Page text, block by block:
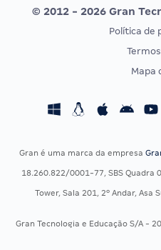
CONCURSOS POR PROFISSÃO
Concursos Fiscais
Concursos Saúde
Residência Multiprofissional
© 2012 - 2026 Gran
Política de
Mapa
Gran é uma marca da empresa
18.260.822/0001-77, SBS Quadra
Tower, Sala 201, 2º Andar, Asa
Gran Tecnologia e Educação S/A -